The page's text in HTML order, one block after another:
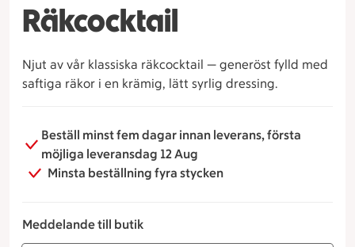
Räkcocktail
Njut av vår klassiska räkcocktail — generöst fylld med
saftiga räkor i en krämig, lätt syrlig dressing.
Beställ minst fem dagar innan leverans, första
möjliga leveransdag 12 Aug
Minsta beställning fyra stycken
Meddelande till butik